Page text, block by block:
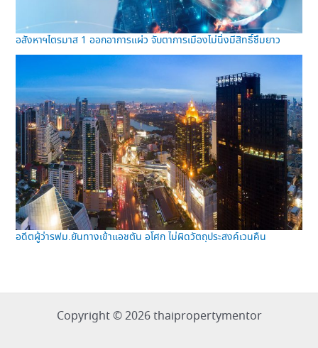
อสังหาฯไตรมาส 1 ออกอาการแผ่ว จับตาการเมืองไม่นิ่งมีสิทธิ์ซึมยาว
อดีตผู้ว่ารฟม.ยันทางเข้าแอชตัน อโศก ไม่ผิดวัตถุประสงค์เวนคืน
Copyright © 2026 thaipropertymentor